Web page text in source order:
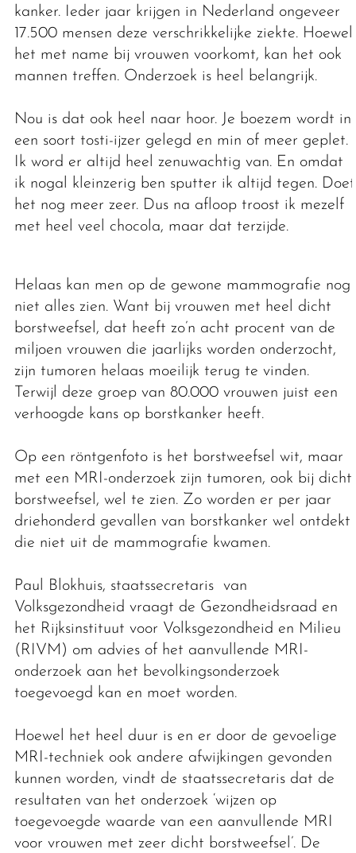
kanker. Ieder jaar krijgen in Nederland ongeveer
17.500 mensen deze verschrikkelijke ziekte. Hoewel
het met name bij vrouwen voorkomt, kan het ook
mannen treffen. Onderzoek is heel belangrijk.
Nou is dat ook heel naar hoor. Je boezem wordt in
een soort tosti-ijzer gelegd en min of meer geplet.
Ik word er altijd heel zenuwachtig van. En omdat
ik nogal kleinzerig ben sputter ik altijd tegen. Doet
het nog meer zeer. Dus na afloop troost ik mezelf
met heel veel chocola, maar dat terzijde.
Helaas kan men op de gewone mammografie nog
niet alles zien. Want bij vrouwen met heel dicht
borstweefsel, dat heeft zo’n acht procent van de
miljoen vrouwen die jaarlijks worden onderzocht,
zijn tumoren helaas moeilijk terug te vinden.
Terwijl deze groep van 80.000 vrouwen juist een
verhoogde kans op borstkanker heeft.
Op een röntgenfoto is het borstweefsel wit, maar
met een MRI-onderzoek zijn tumoren, ook bij dicht
borstweefsel, wel te zien. Zo worden er per jaar
driehonderd gevallen van borstkanker wel ontdekt
die niet uit de mammografie kwamen.
Paul Blokhuis, staatssecretaris van
Volksgezondheid vraagt de Gezondheidsraad en
het Rijksinstituut voor Volksgezondheid en Milieu
(RIVM) om advies of het aanvullende MRI-
onderzoek aan het bevolkingsonderzoek
toegevoegd kan en moet worden.
Hoewel het heel duur is en er door de gevoelige
MRI-techniek ook andere afwijkingen gevonden
kunnen worden, vindt de staatssecretaris dat de
resultaten van het onderzoek ‘wijzen op
toegevoegde waarde van een aanvullende MRI
voor vrouwen met zeer dicht borstweefsel’. De